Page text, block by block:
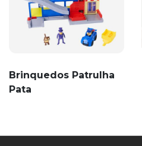
Brinquedos Patrulha
Pata